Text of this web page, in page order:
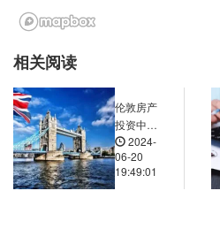
244 Coombe Lane, 伦敦, SW20 0QT, 英
91 Coombe Lane, 伦敦, SW20 0BD, 英国
55 Cottenham Park Road, 伦敦, SW20
Tram (Stop SK), Morden Road, 伦敦,
(Stop SK), 15 Kingston Road, 伦敦, SW19
相关阅读
伦敦房产
投资中的
投资组合
优化
2024-
06-20
19:49:01